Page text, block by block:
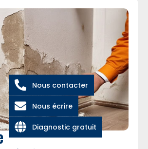
Nous contacter
Nous écrire
Diagnostic gratuit